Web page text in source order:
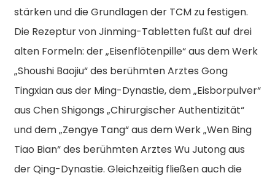
stärken und die Grundlagen der TCM zu festigen.
Die Rezeptur von Jinming-Tabletten fußt auf drei
alten Formeln: der „Eisenflötenpille“ aus dem Werk
„Shoushi Baojiu“ des berühmten Arztes Gong
Tingxian aus der Ming-Dynastie, dem „Eisborpulver“
aus Chen Shigongs „Chirurgischer Authentizität“
und dem „Zengye Tang“ aus dem Werk „Wen Bing
Tiao Bian“ des berühmten Arztes Wu Jutong aus
der Qing-Dynastie. Gleichzeitig fließen auch die